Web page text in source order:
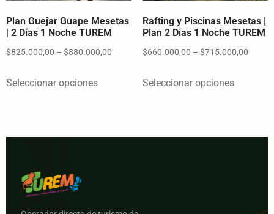
Plan Guejar Guape Mesetas
| 2 Días 1 Noche TUREM
$825.000,00 – $880.000,00
Seleccionar opciones
Rafting y Piscinas Mesetas |
Plan 2 Días 1 Noche TUREM
$660.000,00 – $715.000,00
Seleccionar opciones